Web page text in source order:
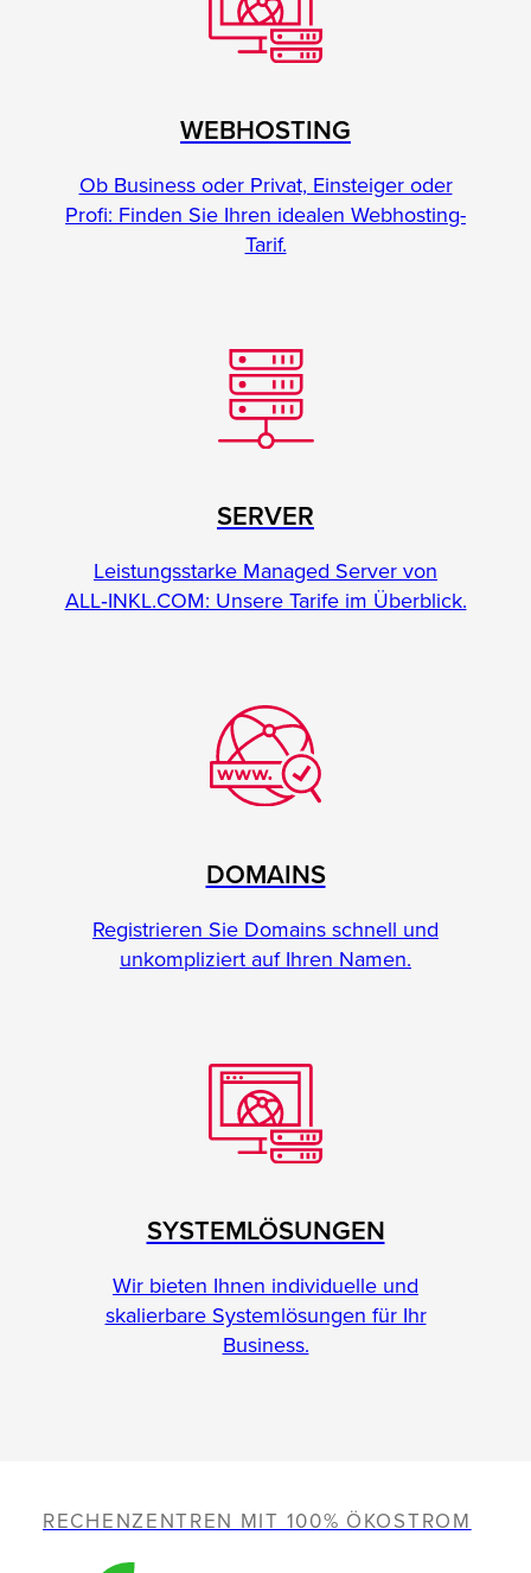
WEBHOSTING
Ob Business oder Privat, Einsteiger oder
Profi: Finden Sie Ihren idealen Webhosting-
Tarif.
SERVER
Leistungsstarke Managed Server von
ALL‑INKL.COM: Unsere Tarife im Überblick.
DOMAINS
Registrieren Sie Domains schnell und
unkompliziert auf Ihren Namen.
SYSTEMLÖSUNGEN
Wir bieten Ihnen individuelle und
skalierbare Systemlösungen für Ihr
Business.
RECHENZENTREN MIT 100% ÖKOSTROM